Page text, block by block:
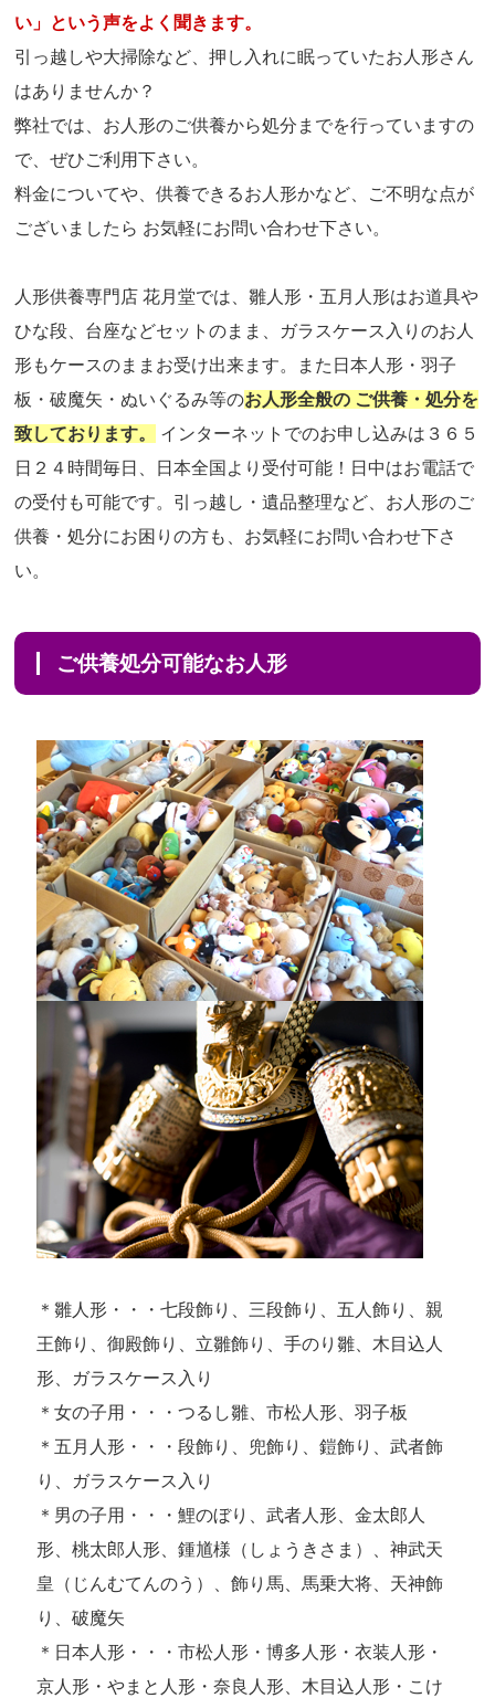
い」という声をよく聞きます。
引っ越しや大掃除など、押し入れに眠っていたお人形さん
はありませんか？
弊社では、お人形のご供養から処分までを行っていますの
で、ぜひご利用下さい。
料金についてや、供養できるお人形かなど、ご不明な点が
ございましたら お気軽にお問い合わせ下さい。
人形供養専門店 花月堂では、雛人形・五月人形はお道具や
ひな段、台座などセットのまま、ガラスケース入りのお人
形もケースのままお受け出来ます。また日本人形・羽子
板・破魔矢・ぬいぐるみ等のお人形全般の ご供養・処分を
致しております。
インターネットでのお申し込みは３６５
日２４時間毎日、日本全国より受付可能！日中はお電話で
の受付も可能です。引っ越し・遺品整理など、お人形のご
供養・処分にお困りの方も、お気軽にお問い合わせ下さ
い。
ご供養処分可能なお人形
＊雛人形・・・七段飾り、三段飾り、五人飾り、親
王飾り、御殿飾り、立雛飾り、手のり雛、木目込人
形、ガラスケース入り
＊女の子用・・・つるし雛、市松人形、羽子板
＊五月人形・・・段飾り、兜飾り、鎧飾り、武者飾
り、ガラスケース入り
＊男の子用・・・鯉のぼり、武者人形、金太郎人
形、桃太郎人形、鍾馗様（しょうきさま）、神武天
皇（じんむてんのう）、飾り馬、馬乗大将、天神飾
り、破魔矢
＊日本人形・・・市松人形・博多人形・衣装人形・
京人形・やまと人形・奈良人形、木目込人形・こけ